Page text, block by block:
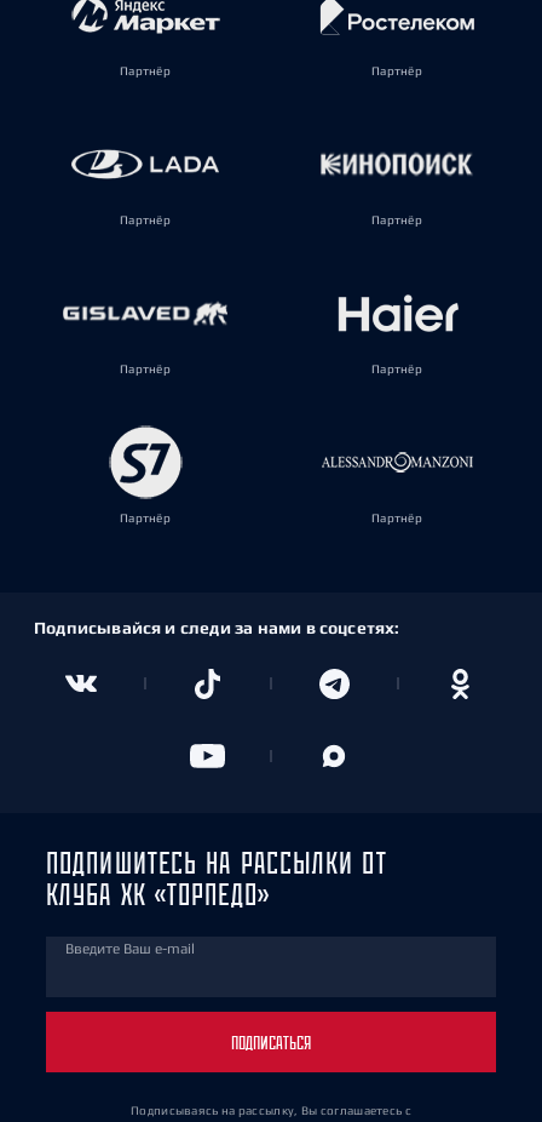
Партнёр Партнёр
Партнёр Партнёр
Партнёр Партнёр
Партнёр Партнёр
Подписывайся и следи за нами в соцсетях:
ПОДПИШИТЕСЬ НА РАССЫЛКИ ОТ
КЛУБА ХК «ТОРПЕДО»
Введите Ваш e-mail
ПОДПИСАТЬСЯ
Подписываясь на рассылку, Вы соглашаетесь с